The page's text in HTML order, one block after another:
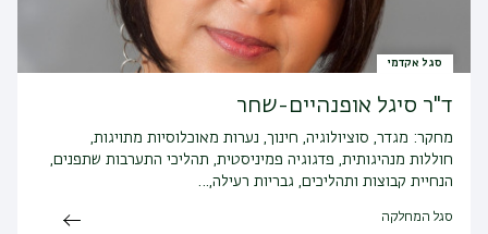
סגל אקדמי
ד"ר סיגל אופנהיים-שחר
מחקר: מגדר, סוציולוגיה, חינוך, נערות מאוכלוסיות מתויגות,
חוללות מנהיגותית, פדגוגיה פמיניסטית, תהליכי התערבות שתפנים,
הנחיית קבוצות ותהליכים, גבריות רעילה,…
סגל המחלקה